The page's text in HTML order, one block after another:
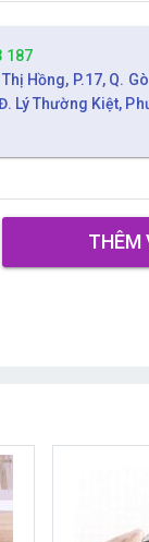
187
Hồng, P.17, Q. Gò
Lý Thường Kiệt,
THÊM